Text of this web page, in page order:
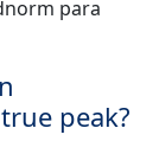
para
peak?